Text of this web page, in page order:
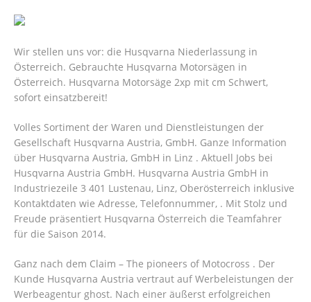
Wir stellen uns vor: die Husqvarna Niederlassung in
Österreich. Gebrauchte Husqvarna Motorsägen in
Österreich. Husqvarna Motorsäge 2xp mit cm Schwert,
sofort einsatzbereit!
Volles Sortiment der Waren und Dienstleistungen der
Gesellschaft Husqvarna Austria, GmbH. Ganze Information
über Husqvarna Austria, GmbH in Linz . Aktuell Jobs bei
Husqvarna Austria GmbH. Husqvarna Austria GmbH in
Industriezeile 3 401 Lustenau, Linz, Oberösterreich inklusive
Kontaktdaten wie Adresse, Telefonnummer, . Mit Stolz und
Freude präsentiert Husqvarna Österreich die Teamfahrer
für die Saison 2014.
Ganz nach dem Claim – The pioneers of Motocross . Der
Kunde Husqvarna Austria vertraut auf Werbeleistungen der
Werbeagentur ghost. Nach einer äußerst erfolgreichen